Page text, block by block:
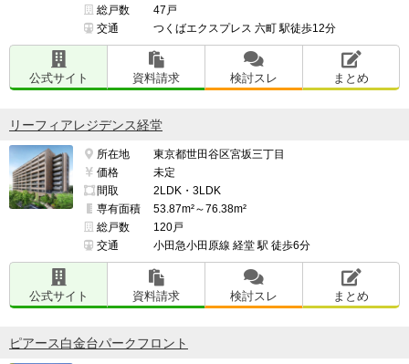
総戸数
47戸
交通
つくばエクスプレス 六町 駅徒歩12分
公式サイト 資料請求 検討スレ まとめ
リーフィアレジデンス経堂
所在地
東京都世田谷区宮坂三丁目
価格
未定
間取
2LDK・3LDK
専有面積
53.87m²～76.38m²
総戸数
120戸
交通
小田急小田原線 経堂 駅 徒歩6分
公式サイト 資料請求 検討スレ まとめ
ピアース白金台パークフロント